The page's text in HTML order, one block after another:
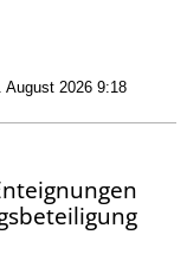
2026 9:18